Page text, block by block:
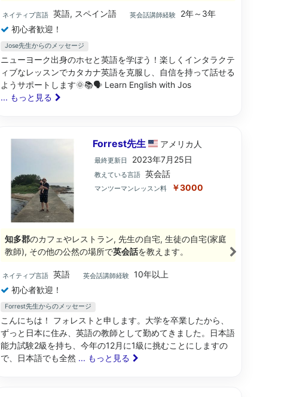
ネイティブ言語 英語, スペイン語 英会話講師経験
2年～3年
初心者歓迎！
Jose先生からのメッセージ
ニューヨーク出身のホセと英語を学ぼう！楽しくインタラクテ
ィブなレッスンでカタカナ英語を克服し、自信を持って話せる
ようサポートします🌞📚🗣️ Learn English with Jos
... もっと見る
Forrest先生 アメリカ 人
最終更新日 2023年7月25日
教えている言語 英会話
マンツーマンレッスン料 ￥3000
知多郡のカフェやレストラン, 先生の自宅, 生徒の自宅(家庭
教師), その他の公然の場所で英会話を教えます。
ネイティブ言語 英語 英会話講師経験
10年以上
初心者歓迎！
Forrest先生からのメッセージ
こんにちは！ フォレストと申します。大学を卒業したから、
ずっと日本に住み、英語の教師として勤めてきました。日本語
能力試験2級を持ち、今年の12月に1級に挑むことにしますの
で、日本語でも全然 ... もっと見る